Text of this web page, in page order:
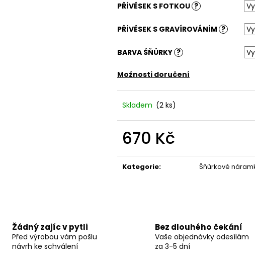
PŘÍVĚSEK S FOTKOU ?
PŘÍVĚSEK S GRAVÍROVÁNÍM ?
BARVA ŠŇŮRKY ?
Možnosti doručení
Skladem (2 ks)
670 Kč
Kategorie: Šňůrkové
Žádný zajíc v pytli
Před výrobou vám pošlu
návrh ke schválení
Bez dlouhého čekání
Vaše objednávky odesílám
za 3-5 dní